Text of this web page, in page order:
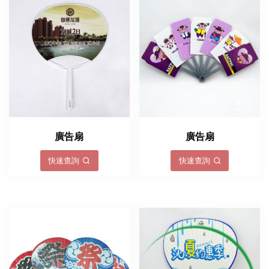
廣告扇
快速查詢
廣告扇
快速查詢